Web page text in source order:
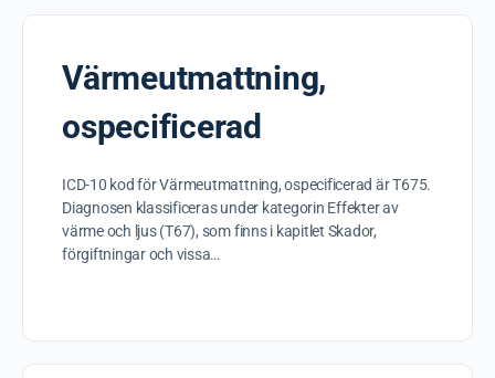
Värmeutmattning,
ospecificerad
ICD-10 kod för Värmeutmattning, ospecificerad är T675.
Diagnosen klassificeras under kategorin Effekter av
värme och ljus (T67), som finns i kapitlet Skador,
förgiftningar och vissa…